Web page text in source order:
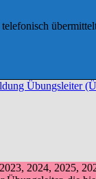
Übungsleiter
2024, 2025,